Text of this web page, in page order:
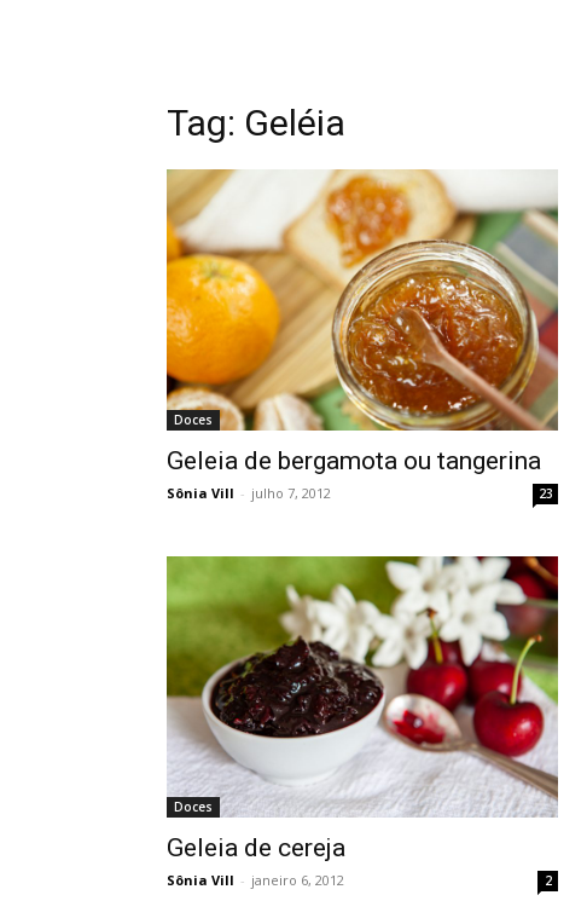
Tag: Geléia
Doces
Geleia de bergamota ou tangerina
Sônia Vill - julho 7, 2012 23
Doces
Geleia de cereja
Sônia Vill - janeiro 6, 2012 2